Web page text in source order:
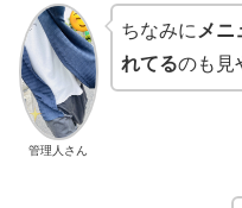
管理人さん
ちなみに メニ
れてるのも見